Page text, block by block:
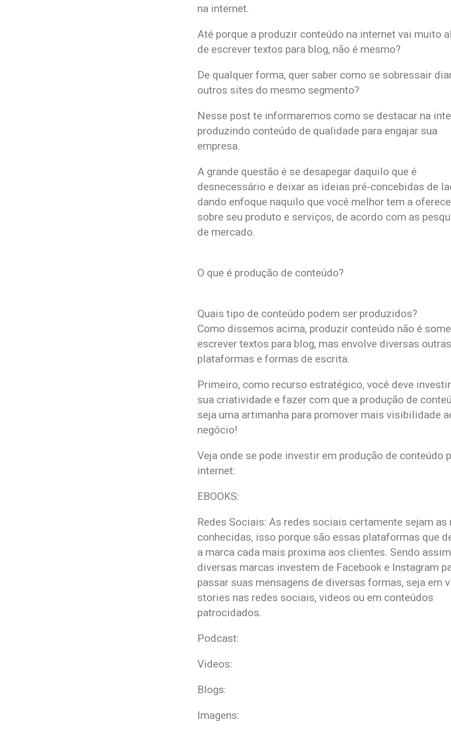
na internet.
Até porque a produzir conteúdo na internet vai muito
de escrever textos para blog, não é mesmo?
De qualquer forma, quer saber como se sobressair
outros sites do mesmo segmento?
Nesse post te informaremos como se destacar na
produzindo conteúdo de qualidade para engajar sua
empresa.
A grande questão é se desapegar daquilo que é
desnecessário e deixar as ideias pré-concebidas de
dando enfoque naquilo que você melhor tem a
sobre seu produto e serviços, de acordo com as
de mercado.
O que é produção de conteúdo?
Quais tipo de conteúdo podem ser produzidos?
Como dissemos acima, produzir conteúdo não é
escrever textos para blog, mas envolve diversas outras
plataformas e formas de escrita.
Primeiro, como recurso estratégico, você deve
sua criatividade e fazer com que a produção de
seja uma artimanha para promover mais visibilidade
negócio!
Veja onde se pode investir em produção de conteúdo
internet:
EBOOKS:
Redes Sociais: As redes sociais certamente sejam as
conhecidas, isso porque são essas plataformas que
a marca cada mais proxima aos clientes. Sendo
diversas marcas investem de Facebook e Instagram
passar suas mensagens de diversas formas, seja em
stories nas redes sociais, videos ou em conteúdos
patrocidados.
Podcast:
Videos:
Blogs:
Imagens: